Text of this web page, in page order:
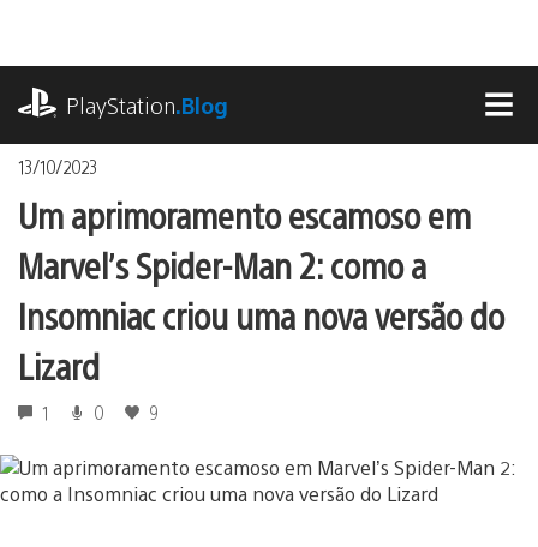
o
conteúdo
PlayStation.Blog
13/10/2023
Um aprimoramento escamoso em
Marvel’s Spider-Man 2: como a
Insomniac criou uma nova versão do
Lizard
1 0 9